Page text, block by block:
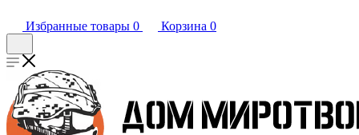
Избранные товары 0 Корзина 0